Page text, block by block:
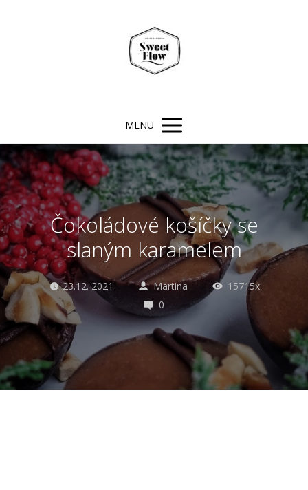
MENU
Čokoládové košíčky se
slaným karamelem
23.12. 2021 Martina
15715x
0